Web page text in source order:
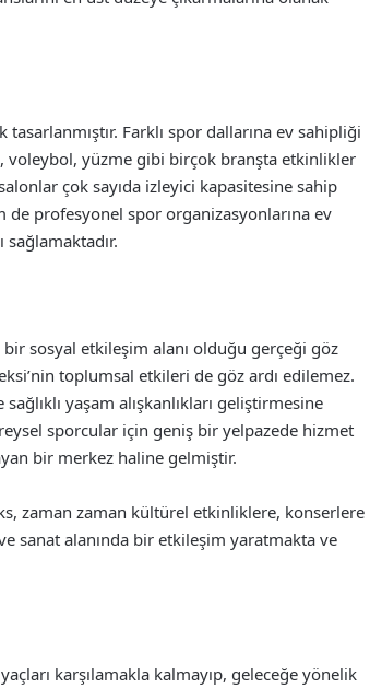
Farklı spor dallarına ev sahipliği
voleybol, yüzme gibi birçok branşta etkinlikler
çok sayıda izleyici kapasitesine sahip
profesyonel spor organizasyonlarına ev
sosyal etkileşim alanı olduğu gerçeği göz
toplumsal etkileri de göz ardı edilemez.
yaşam alışkanlıkları geliştirmesine
sporcular için geniş bir yelpazede hizmet
bir merkez haline gelmiştir.
zaman zaman kültürel etkinliklere, konserlere
sanat alanında bir etkileşim yaratmakta ve
karşılamakla kalmayıp, geleceğe yönelik